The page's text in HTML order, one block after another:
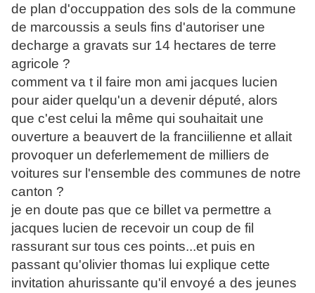
de plan d'occuppation des sols de la commune
de marcoussis a seuls fins d'autoriser une
decharge a gravats sur 14 hectares de terre
agricole ?
comment va t il faire mon ami jacques lucien
pour aider quelqu'un a devenir député, alors
que c'est celui la même qui souhaitait une
ouverture a beauvert de la franciilienne et allait
provoquer un deferlemement de milliers de
voitures sur l'ensemble des communes de notre
canton ?
je en doute pas que ce billet va permettre a
jacques lucien de recevoir un coup de fil
rassurant sur tous ces points...et puis en
passant qu'olivier thomas lui explique cette
invitation ahurissante qu'il envoyé a des jeunes